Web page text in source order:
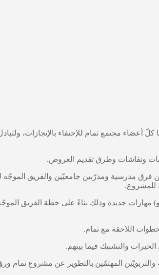
أعضاء مجتمع تمام للإحتفاء بالإنجازات،
فرق مدرسية ومدرّبين جامعيّين والفريق
للمشروع.
مهارات جديدة وذلك بناءً على خطة الفريق